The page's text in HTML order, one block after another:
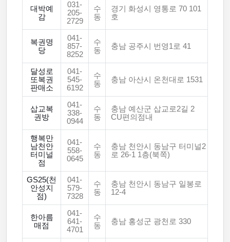
대박예
감
031-
205-
2729
수
동
경기 화성시 영통로 70 101
호
복권명
당
041-
857-
8252
수
동
충남 공주시 번영1로 41
달성로
또복권
판매소
041-
545-
6192
수
동
충남 아산시 온천대로 1531
삽교복
권방
041-
338-
0944
수
동
충남 예산군 삽교로2길 2
CU편의점내
행복만
남천안
터미널
점
041-
558-
0645
수
동
충남 천안시 동남구 터미널2
로 26-1 1층(북쪽)
GS25(천
안성지
점)
041-
579-
7328
수
동
충남 천안시 동남구 일봉로
12-4
한아름
매점
041-
641-
4701
수
동
충남 홍성군 광천로 330